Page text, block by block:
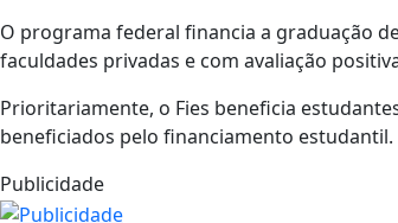
O programa federal financia a graduação
faculdades privadas e com avaliação
Prioritariamente, o Fies beneficia
beneficiados pelo financiamento estudantil.
Publicidade